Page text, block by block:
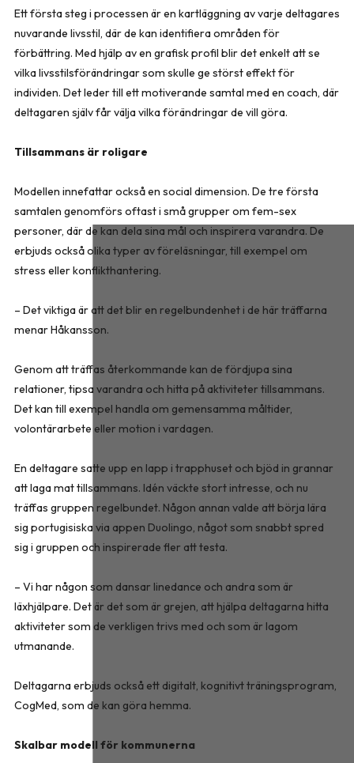
Ett första steg i processen är en kartläggning av varje deltagares
nuvarande livsstil, där de kan identifiera områden för
förbättring. Med hjälp av en grafisk profil blir det enkelt att se
vilka livsstilsförändringar som skulle ge störst effekt för
individen. Det leder till ett motiverande samtal med en coach, där
deltagaren själv får välja vilka förändringar de vill göra.
Tillsammans är roligare
Modellen innefattar också en social dimension. De tre första
samtalen genomförs oftast i små grupper om fem-sex
personer, där de kan dela sina mål och inspirera varandra. De
erbjuds också olika typer av föreläsningar, till exempel om
stress eller konflikthantering.
– Det viktiga är att det blir en regelbundenhet i de här träffarna
menar Håkansson.
Genom att träffas återkommande kan de fördjupa sina
relationer, tipsa varandra och hitta på aktiviteter tillsammans.
Det kan till exempel handla om gemensamma måltider,
volontärarbete eller motion i vardagen.
En deltagare satte upp en lapp i trapphuset och bjöd in grannar
att laga mat tillsammans. Idén väckte stort intresse, och nu
träffas gruppen regelbundet. Någon annan valde att börja lära
sig portugisiska via appen Duolingo, något som snabbt spred
sig i gruppen och inspirerade fler att testa.
– Vi har någon som dansar linedance och andra som är
läxhjälpare. Det är det som är grejen, att hjälpa deltagarna hitta
aktiviteter som de verklig­en trivs med och som är lagom
utmanande.
Deltagarna erbjuds också ett digitalt, kognitivt träningsprogram,
CogMed, som de kan göra hemma.
Skalbar modell för kommunerna